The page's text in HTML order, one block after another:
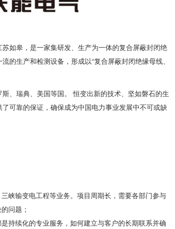
如皋，是一家集研发、生产为一体的复合屏蔽封闭绝
的生产和检测设备，形成以“复合屏蔽封闭绝缘母线、
、瑞典、美国等国。
恒变出新的技术、坚如磐石的生
可靠的保证，确保成为中国电力事业发展中不可或缺
峡输变电工程等业务。项目周期长，需要各部门参与
问题；
持续化的专业服务，如何建立与客户的长期联系并确